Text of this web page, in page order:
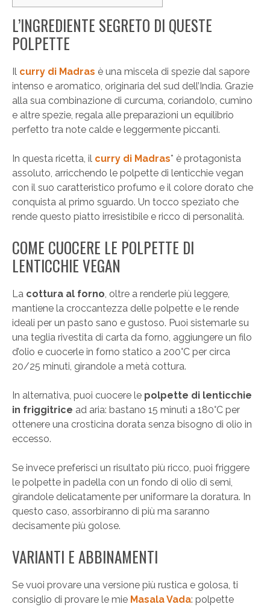
L’INGREDIENTE SEGRETO DI QUESTE
POLPETTE
Il curry di Madras è una miscela di spezie dal sapore
intenso e aromatico, originaria del sud dell’India. Grazie
alla sua combinazione di curcuma, coriandolo, cumino
e altre spezie, regala alle preparazioni un equilibrio
perfetto tra note calde e leggermente piccanti.
In questa ricetta, il curry di Madras* è protagonista
assoluto, arricchendo le polpette di lenticchie vegan
con il suo caratteristico profumo e il colore dorato che
conquista al primo sguardo. Un tocco speziato che
rende questo piatto irresistibile e ricco di personalità.
COME CUOCERE LE POLPETTE DI
LENTICCHIE VEGAN
La cottura al forno, oltre a renderle più leggere,
mantiene la croccantezza delle polpette e le rende
ideali per un pasto sano e gustoso. Puoi sistemarle su
una teglia rivestita di carta da forno, aggiungere un filo
d’olio e cuocerle in forno statico a 200°C per circa
20/25 minuti, girandole a metà cottura.
In alternativa, puoi cuocere le polpette di lenticchie
in friggitrice ad aria: bastano 15 minuti a 180°C per
ottenere una crosticina dorata senza bisogno di olio in
eccesso.
Se invece preferisci un risultato più ricco, puoi friggere
le polpette in padella con un fondo di olio di semi,
girandole delicatamente per uniformare la doratura. In
questo caso, assorbiranno di più ma saranno
decisamente più golose.
VARIANTI E ABBINAMENTI
Se vuoi provare una versione più rustica e golosa, ti
consiglio di provare le mie Masala Vada: polpette